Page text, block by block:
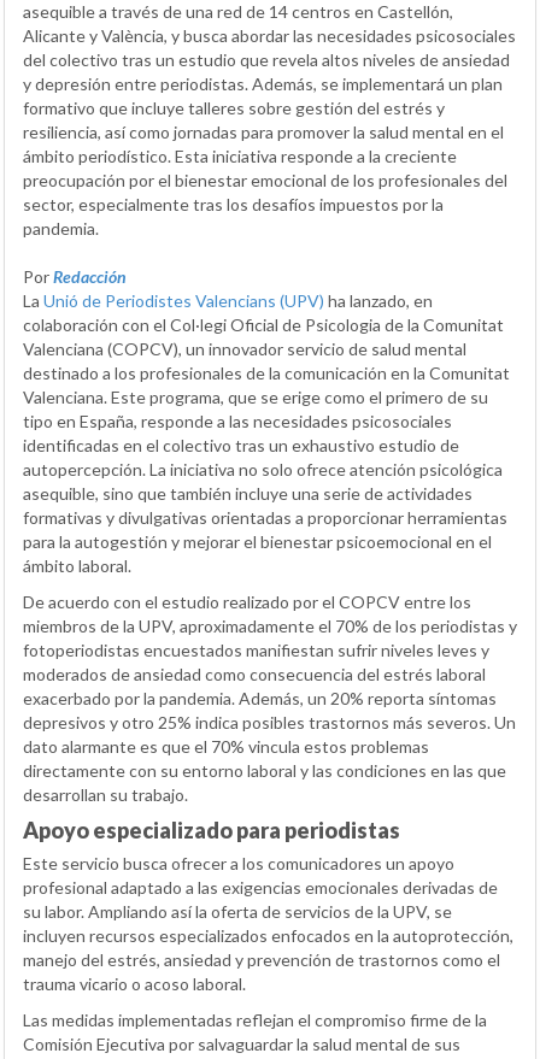
asequible a través de una red de 14 centros en Castellón,
Alicante y València, y busca abordar las necesidades psicosociales
del colectivo tras un estudio que revela altos niveles de ansiedad
y depresión entre periodistas. Además, se implementará un plan
formativo que incluye talleres sobre gestión del estrés y
resiliencia, así como jornadas para promover la salud mental en el
ámbito periodístico. Esta iniciativa responde a la creciente
preocupación por el bienestar emocional de los profesionales del
sector, especialmente tras los desafíos impuestos por la
pandemia.
PorRedacción
La Unió de Periodistes Valencians (UPV) ha lanzado, en
colaboración con el Col·legi Oficial de Psicologia de la Comunitat
Valenciana (COPCV), un innovador servicio de salud mental
destinado a los profesionales de la comunicación en la Comunitat
Valenciana. Este programa, que se erige como el primero de su
tipo en España, responde a las necesidades psicosociales
identificadas en el colectivo tras un exhaustivo estudio de
autopercepción. La iniciativa no solo ofrece atención psicológica
asequible, sino que también incluye una serie de actividades
formativas y divulgativas orientadas a proporcionar herramientas
para la autogestión y mejorar el bienestar psicoemocional en el
ámbito laboral.
De acuerdo con el estudio realizado por el COPCV entre los
miembros de la UPV, aproximadamente el 70% de los periodistas y
fotoperiodistas encuestados manifiestan sufrir niveles leves y
moderados de ansiedad como consecuencia del estrés laboral
exacerbado por la pandemia. Además, un 20% reporta síntomas
depresivos y otro 25% indica posibles trastornos más severos. Un
dato alarmante es que el 70% vincula estos problemas
directamente con su entorno laboral y las condiciones en las que
desarrollan su trabajo.
Apoyo especializado para periodistas
Este servicio busca ofrecer a los comunicadores un apoyo
profesional adaptado a las exigencias emocionales derivadas de
su labor. Ampliando así la oferta de servicios de la UPV, se
incluyen recursos especializados enfocados en la autoprotección,
manejo del estrés, ansiedad y prevención de trastornos como el
trauma vicario o acoso laboral.
Las medidas implementadas reflejan el compromiso firme de la
Comisión Ejecutiva por salvaguardar la salud mental de sus